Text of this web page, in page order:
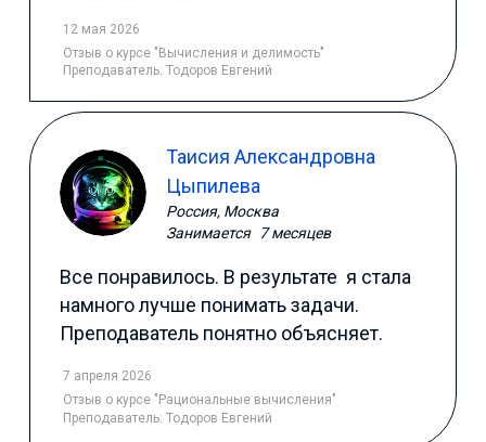
12 мая 2026
Отзыв о курсе "Вычисления и делимость"
Преподаватель: Тодоров Евгений
Таисия Александровна
Цыпилева
Россия, Москва
Занимается 7 месяцев
Все понравилось. В результате я стала
намного лучше понимать задачи.
Преподаватель понятно объясняет.
7 апреля 2026
Отзыв о курсе "Рациональные вычисления"
Преподаватель: Тодоров Евгений